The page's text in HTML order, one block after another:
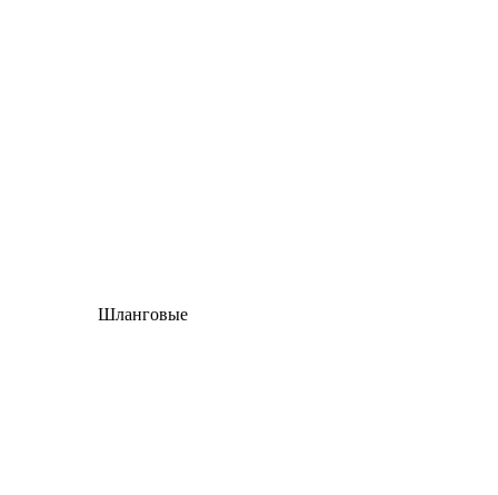
Шланговые